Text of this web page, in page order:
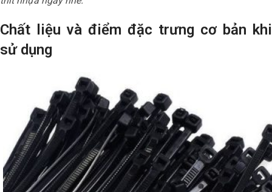
Chất liệu và điểm đặc trưng cơ bản khi
sử dụng